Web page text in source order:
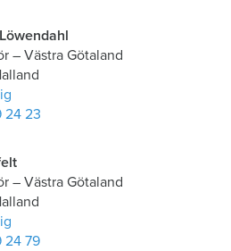
– Västra Götaland
24 23
– Västra Götaland
24 79